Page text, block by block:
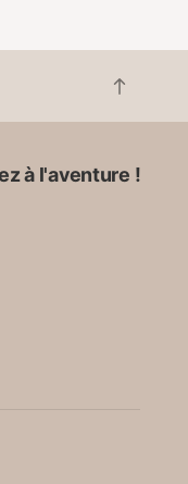
R
e
u
à l'aventure !